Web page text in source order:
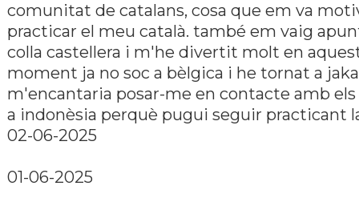
comunitat de catalans, cosa que em va
practicar el meu català. també em vaig
colla castellera i m'he divertit molt en
moment ja no soc a bèlgica i he tornat a
m'encantaria posar-me en contacte amb els
a indonèsia perquè pugui seguir practicant
02-06-2025
01-06-2025